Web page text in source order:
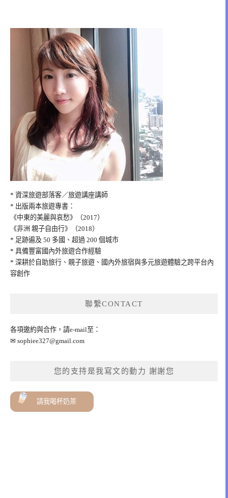
* 資深旅遊部落客／旅遊講座講師
* 出版兩本旅遊專書：
《中東的美麗與哀愁》（2017）
《非洲 親子自由行》（2018）
* 足跡遍及 50 多國、超過 200 個城市
* 具備豐富國內外旅遊合作經驗
* 深耕於自助旅行、親子旅遊、國內外旅宿與多元旅遊體驗之跨平台內
容創作
聯繫CONTACT
各項邀約與合作，請e-mail至：
✉ sophiee327@gmail.com
您的支持是我寫文的動力 謝謝您
請我喝杯奶茶